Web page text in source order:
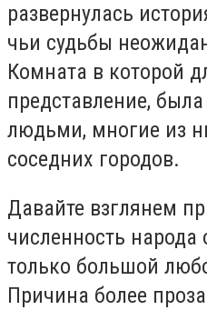
развернулась
чьи судьбы
Комната в которой
представление,
людьми, многие из
соседних городов.
Давайте взглянем
численность народа
только большой
Причина более